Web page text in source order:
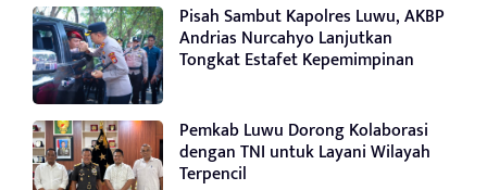
Pisah Sambut Kapolres Luwu, AKBP
Andrias Nurcahyo Lanjutkan
Tongkat Estafet Kepemimpinan
Pemkab Luwu Dorong Kolaborasi
dengan TNI untuk Layani Wilayah
Terpencil